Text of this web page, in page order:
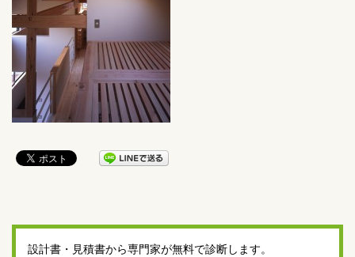
設計書・見積書から専門家が無料で診断します。